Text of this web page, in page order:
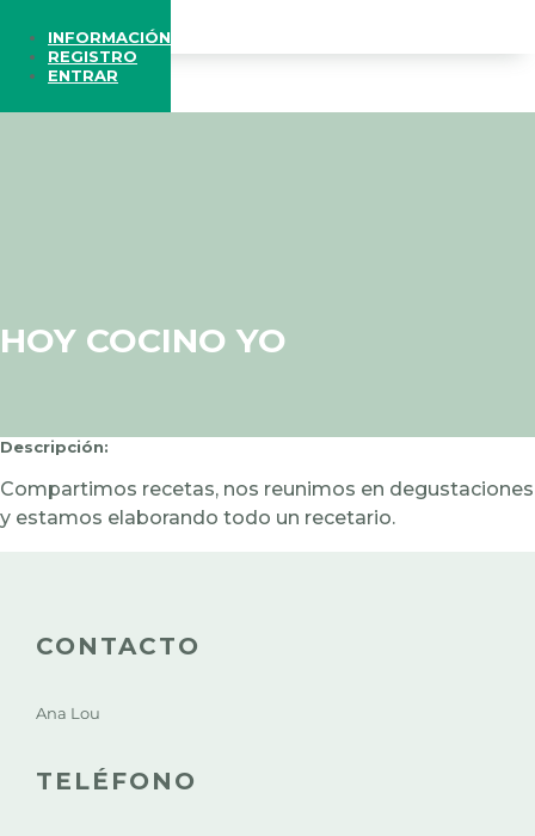
INFORMACIÓN
REGISTRO
ENTRAR
HOY COCINO YO
Descripción:
Compartimos recetas, nos reunimos en degustaciones
y estamos elaborando todo un recetario.
CONTACTO
Ana Lou
TELÉFONO